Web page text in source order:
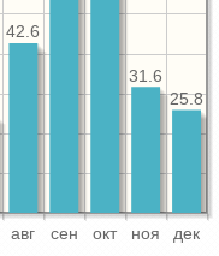
авг сен окт ноя дек
25.8
31.6
42.6